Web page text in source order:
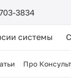
3834
системы
Про